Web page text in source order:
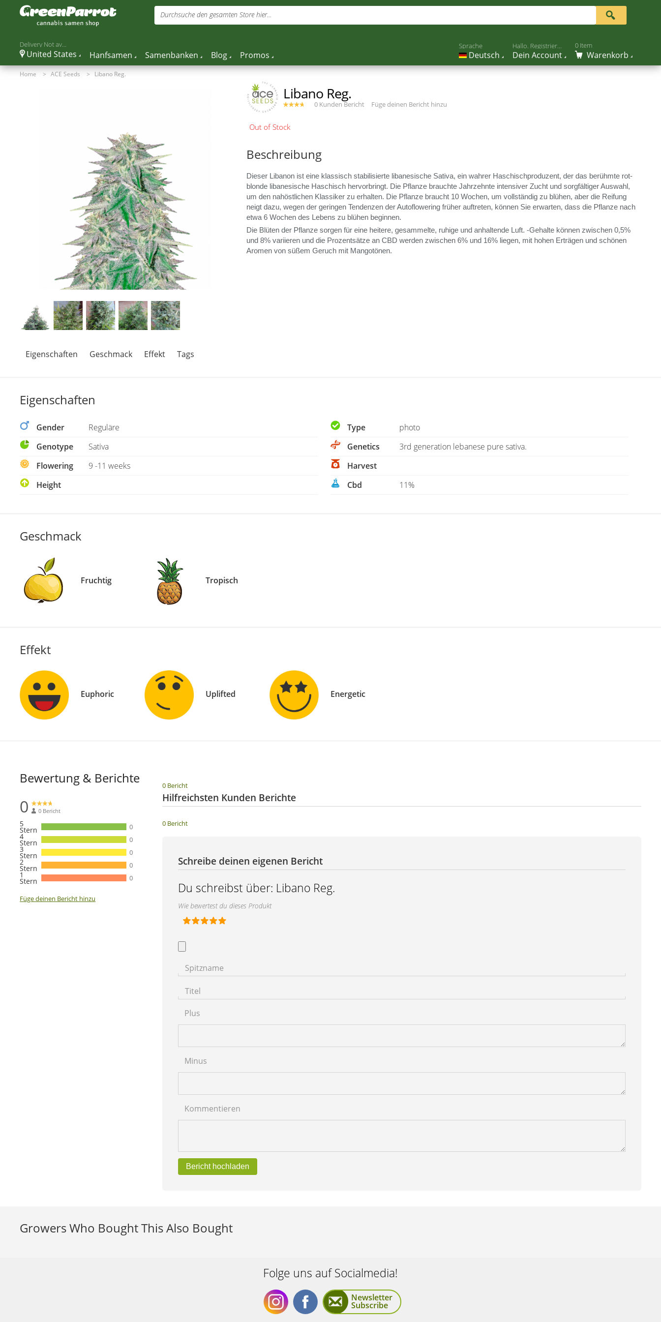
Durchsuche den gesamten Store hier...
Delivery Not available
United States Hanfsamen Samenbanken Blog Promos
Sprache
Deutsch
Hallo. Registrier Dich
Dein Account
0 Item
Warenkorb
Home > ACE Seeds > Libano Reg.
Libano Reg.
0 Kunden Bericht Füge deinen Bericht hinzu
Beschreibung
Dieser Libanon ist eine klassisch stabilisierte libanesische Sativa, ein wahrer Haschischproduzent, der das berühmte rot-
blonde libanesische Haschisch hervorbringt. Die Pflanze brauchte Jahrzehnte intensiver Zucht und sorgfältiger Auswahl,
um den nahöstlichen Klassiker zu erhalten. Die Pflanze braucht 10 Wochen, um vollständig zu blühen, aber die Reifung
neigt dazu, wegen der geringen Tendenzen der Autoflowering früher auftreten, können Sie erwarten, dass die Pflanze nach
etwa 6 Wochen des Lebens zu blühen beginnen.
Die Blüten der Pflanze sorgen für eine heitere, gesammelte, ruhige und anhaltende Luft.-Gehalte können zwischen 0,5%
und 8% variieren und die Prozentsätze anCBD werden zwischen 6% und 16% liegen, mit hohen Erträgen und schönen
Aromen von süßem Geruch mit Mangotönen.
Eigenschaften Geschmack Effekt Tags
Eigenschaften
Gender Reguläre Type
photo
Genotype
Sativa Genetics
3rd generation lebanese pure sativa.
Flowering
9 -11 weeks
Harvest
Height
Cbd 11%
Geschmack
Fruchtig Tropisch
Effekt
Euphoric Uplifted Energetic
Bewertung & Berichte
0 0 Bericht
5
Stern 0
4
Stern 0
3
Stern 0
2
Stern 0
1
Stern 0
Füge deinen Bericht hinzu
0 Bericht
Hilfreichsten Kunden Berichte
0 Bericht
Schreibe deinen eigenen Bericht
Du schreibst über: Libano Reg.
Wie bewertest du dieses Produkt
Spitzname
Titel
Plus
Minus
Kommentieren
Bericht hochladen
Growers Who Bought This Also Bought
Folge uns auf Socialmedia!
Newsletter
Subscribe